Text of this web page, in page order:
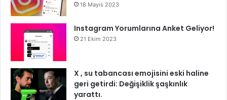
18 Mayıs 2023
Instagram Yorumlarına Anket Geliyor!
21 Ekim 2023
X , su tabancası emojisini eski haline
geri getirdi: Değişiklik şaşkınlık
yarattı.